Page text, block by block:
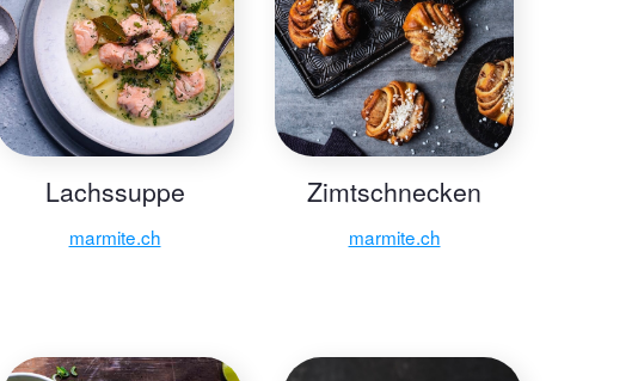
Lachssuppe
marmite.ch
Zimtschnecken
marmite.ch